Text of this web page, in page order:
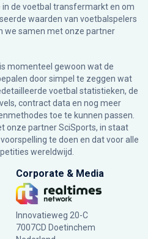
de voetbal transfermarkt en om
waarden van voetbalspelers
we samen met onze partner
momenteel gewoon wat de
door simpel te zeggen wat
voetbal statistieken, de
contract data en nog meer
toe te kunnen passen.
onze partner SciSports, in staat
te doen en dat voor alle
wereldwijd.
Corporate & Media
Innovatieweg 20-C
7007CD Doetinchem